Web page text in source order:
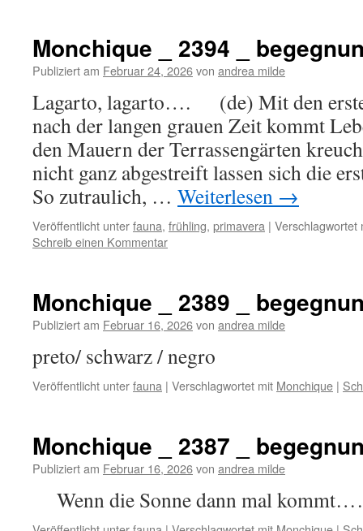
Monchique _ 2394 _
Publiziert am Februar 24, 2026von andrea milde
Lagarto, lagarto…. (de) Mit den
nach der langen grauen Zeit kommt
den Mauern der Terrassengärten
nicht ganz abgestreift lassen sich die
So zutraulich, … Weiterlesen →
Veröffentlicht unterfauna, frühling, primavera | Verschlagwortet
Schreib einen Kommentar
Monchique _ 2389 _
Publiziert am Februar 16, 2026von andrea milde
preto/ schwarz / negro
Veröffentlicht unterfauna | Verschlagwortet mit Monchique |
Monchique _ 2387 _
Publiziert am Februar 16, 2026von andrea milde
Wenn die Sonne dann mal